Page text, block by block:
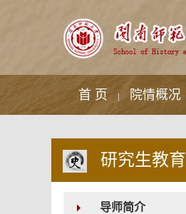
首 页 院情概况
研究生教育
导师简介